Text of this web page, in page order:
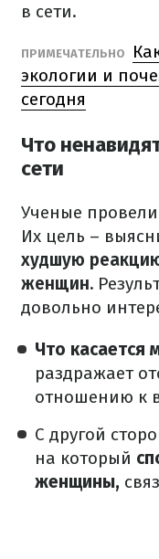
в сети.
ПРИМЕЧАТЕЛЬНО
экологии и
сегодня
Что
сети
Ученые
Их цель –
худшую
женщин.
довольно
Что касается
раздражает
отношению к
С другой
на который
женщины,